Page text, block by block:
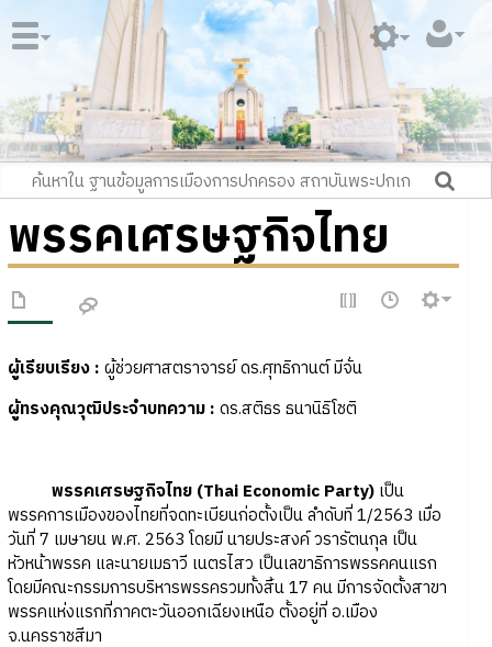
พรรคเศรษฐกิจไทย
ผู้เรียบเรียง : ผู้ช่วยศาสตราจารย์ ดร.ศุทธิกานต์ มีจั่น
ผู้ทรงคุณวุฒิประจำบทความ : ดร.สติธร ธนานิธิโชติ
พรรคเศรษฐกิจไทย (Thai Economic Party)เป็น
พรรคการเมืองของไทยที่จดทะเบียนก่อตั้งเป็น ลำดับที่ 1/2563 เมื่อ
วันที่ 7 เมษายน พ.ศ. 2563 โดยมี นายประสงค์ วรารัตนกุล เป็น
หัวหน้าพรรค และนายเมธาวี เนตรไสว เป็นเลขาธิการพรรคคนแรก
โดยมีคณะกรรมการบริหารพรรครวมทั้งสิ้น 17 คน มีการจัดตั้งสาขา
พรรคแห่งแรกที่ภาคตะวันออกเฉียงเหนือ ตั้งอยู่ที่ อ.เมือง
จ.นครราชสีมา